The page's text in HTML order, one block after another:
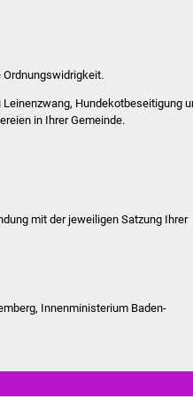
Ordnungswidrigkeit.
Hundekotbeseitigung
in Ihrer Gemeinde.
mit der jeweiligen Satzung Ihrer
Innenministerium Baden-